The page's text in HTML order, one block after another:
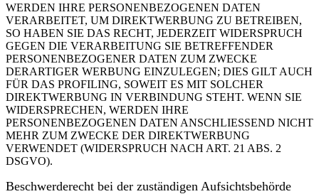
WERDEN IHRE PERSONENBEZOGENEN DATEN
VERARBEITET, UM DIREKTWERBUNG ZU BETREIBEN,
SO HABEN SIE DAS RECHT, JEDERZEIT WIDERSPRUCH
GEGEN DIE VERARBEITUNG SIE BETREFFENDER
PERSONENBEZOGENER DATEN ZUM ZWECKE
DERARTIGER WERBUNG EINZULEGEN; DIES GILT AUCH
FÜR DAS PROFILING, SOWEIT ES MIT SOLCHER
DIREKTWERBUNG IN VERBINDUNG STEHT. WENN SIE
WIDERSPRECHEN, WERDEN IHRE
PERSONENBEZOGENEN DATEN ANSCHLIESSEND NICHT
MEHR ZUM ZWECKE DER DIREKTWERBUNG
VERWENDET (WIDERSPRUCH NACH ART. 21 ABS. 2
DSGVO).
Beschwerde­recht bei der zuständigen Aufsichts­behörde